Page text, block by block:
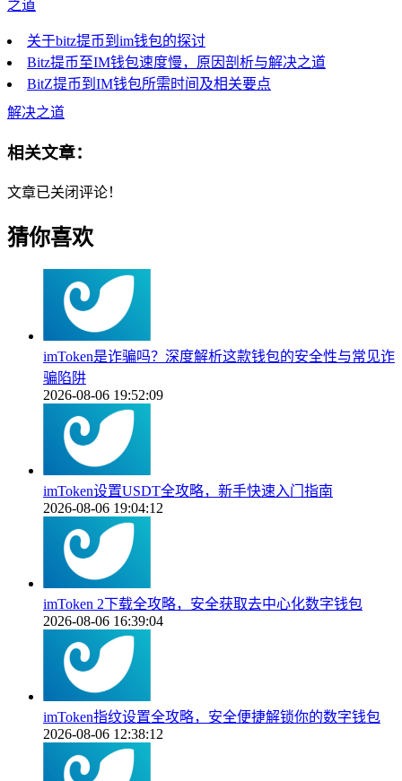
之道
关于bitz提币到im钱包的探讨
Bitz提币至IM钱包速度慢，原因剖析与解决之道
BitZ提币到IM钱包所需时间及相关要点
解决之道
相关文章：
文章已关闭评论！
猜你喜欢
imToken是诈骗吗？深度解析这款钱包的安全性与常见诈
骗陷阱
2026-08-06 19:52:09
imToken设置USDT全攻略，新手快速入门指南
2026-08-06 19:04:12
imToken 2下载全攻略，安全获取去中心化数字钱包
2026-08-06 16:39:04
imToken指纹设置全攻略，安全便捷解锁你的数字钱包
2026-08-06 12:38:12